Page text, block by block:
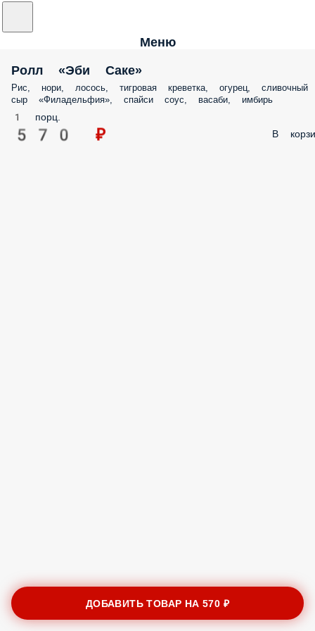
Меню
Ролл «Эби Саке»
Рис, нори, лосось, тигровая креветка, огурец, сливочный
сыр «Филадельфия», спайси соус, васаби, имбирь
1 порц.
570 ₽ В
ДОБАВИТЬ ТОВАР НА570 ₽